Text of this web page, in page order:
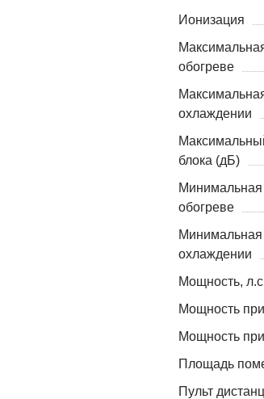
Ионизация
обогреве
охлаждении
блока (дБ)
Минимальная
обогреве
Минимальная
охлаждении
Мощность,
Мощность
Мощность
Площадь
Пульт